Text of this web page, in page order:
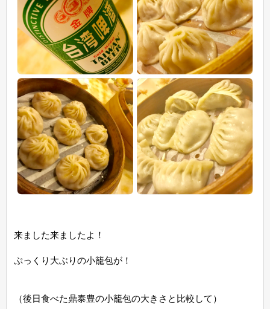
来ました来ましたよ！
ぷっくり大ぶりの小籠包が！
（後日食べた鼎泰豊の小籠包の大きさと比較して）